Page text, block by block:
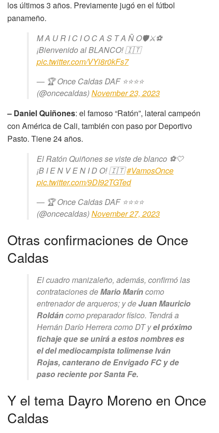
los últimos 3 años. Previamente jugó en el fútbol
panameño.
M A U R I C I O C A S T A Ñ O🛡️⚔️⚽
¡Bienvenido al BLANCO! 🇮🇹
pic.twitter.com/VYi8r0kFs7
— 🏆 Once Caldas DAF ⭐️⭐️⭐️⭐️
(@oncecaldas)November 23, 2023
– Daniel Quiñones: el famoso “Ratón”, lateral campeón
con América de Cali, también con paso por Deportivo
Pasto. Tiene 24 años.
El Ratón Quiñones se viste de blanco ⚽🤍
¡B I E N V E N I D O! 🇮🇹#VamosOnce
pic.twitter.com/9DI92TGTed
— 🏆 Once Caldas DAF ⭐️⭐️⭐️⭐️
(@oncecaldas)November 27, 2023
Otras confirmaciones de Once
Caldas
El cuadro manizaleño, además, confirmó las
contrataciones deMario Maríncomo
entrenador de arqueros; y deJuan Mauricio
Roldáncomo preparador físico. Tendrá a
Hernán Darío Herrera como DT yel próximo
fichaje que se unirá a estos nombres es
el del mediocampista tolimense Iván
Rojas, canterano de Envigado FC y de
paso reciente por Santa Fe.
Y el tema Dayro Moreno en Once
Caldas